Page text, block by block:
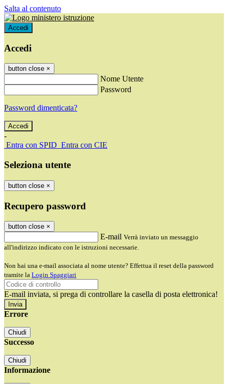
Salta al contenuto
Accedi
Accedi
button close ×
Nome Utente
Password
Password dimenticata?
-
Entra con SPID Entra con CIE
Seleziona utente
button close ×
Recupero password
button close ×
E-mail Verrà inviato un messaggio
all'indirizzo indicato con le istruzioni necessarie.
Non hai una e-mail associata al nome utente? Effettua il reset della password
tramite la Login Spaggiari
E-mail inviata, si prega di controllare la casella di posta elettronica!
Errore
Chiudi
Successo
Chiudi
Informazione